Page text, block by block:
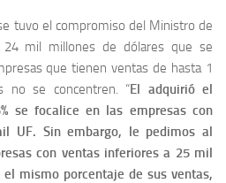
tuvo el compromiso del Ministro de
mil millones de dólares que se
que tienen ventas de hasta 1
no se concentren. “El adquirió el
se focalice en las empresas con
UF. Sin embargo, le pedimos al
con ventas inferiores a 25 mil
mismo porcentaje de sus ventas,